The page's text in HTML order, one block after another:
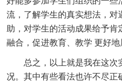
流，了解学生的真实想法，对
助，对学生的活动成果给予肯
融合，促进教育、教学 更好地
总之，以上就是我在这次
况。其中有些看法也许不尽正